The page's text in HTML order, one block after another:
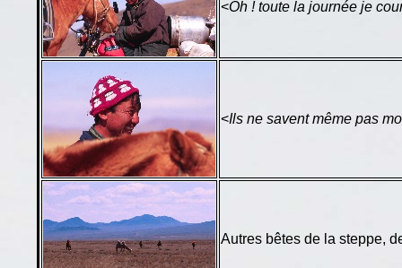
<Oh ! toute la journée je
<Ils ne savent même pas
Autres bêtes de la steppe,